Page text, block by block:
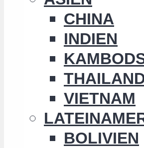
CHINA
INDIEN
VIETNAM
BOLIVIEN